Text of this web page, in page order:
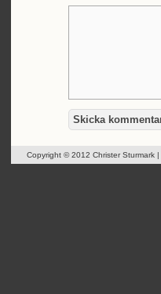
Copyright © 2012 Christer Sturmark |